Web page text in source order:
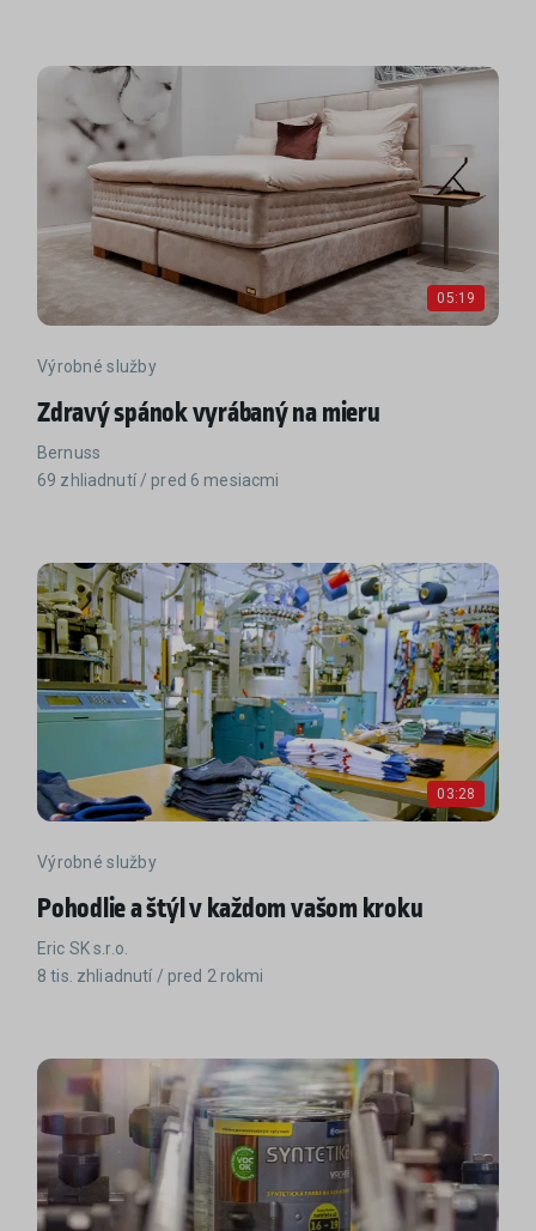
05:19
Výrobné služby
Zdravý spánok vyrábaný na mieru
Bernuss
69 zhliadnutí / pred 6 mesiacmi
03:28
Výrobné služby
Pohodlie a štýl v každom vašom kroku
Eric SK s.r.o.
8 tis. zhliadnutí / pred 2 rokmi